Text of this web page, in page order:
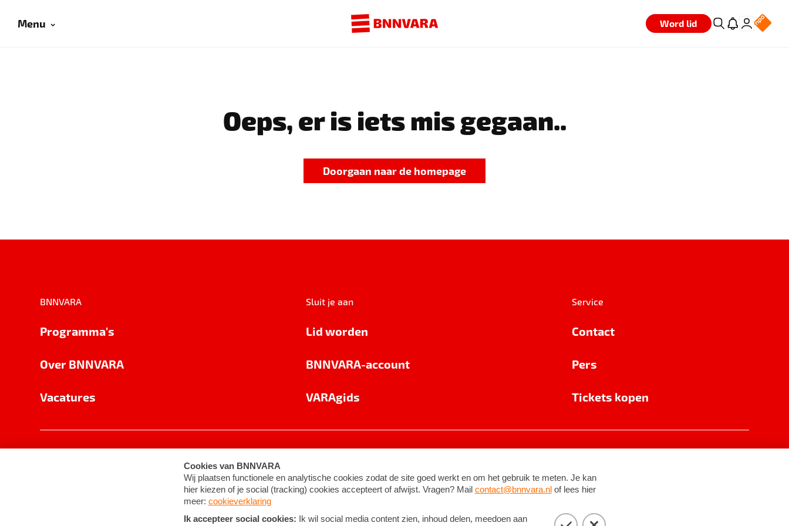
Menu Word lid
Oeps, er is iets mis gegaan..
Doorgaan naar de homepage
BNNVARA
Programma's
Over BNNVARA
Vacatures
Sluit je aan
Lid worden
BNNVARA-account
VARAgids
Service
Contact
Pers
Tickets kopen
Cookie-instellingen Algemene voorwaarden ©2026BNNVARA